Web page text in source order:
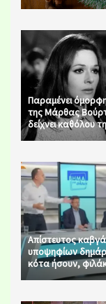
Παραμένει
της Μάρθας
δείχνει καθόλου
Απίστευτος
υποψηφίων
κότα ήσουν,